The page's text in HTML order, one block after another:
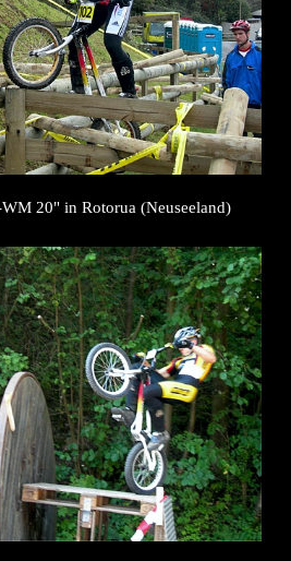
20" in Rotorua (Neuseeland)